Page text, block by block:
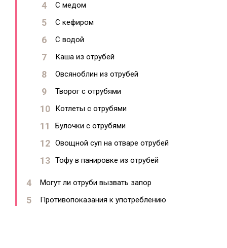
С медом
С кефиром
С водой
Каша из отрубей
Овсяноблин из отрубей
Творог с отрубями
Котлеты с отрубями
Булочки с отрубями
Овощной суп на отваре отрубей
Тофу в панировке из отрубей
Могут ли отруби вызвать запор
Противопоказания к употреблению